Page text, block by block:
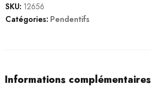
SKU: 12656
Catégories: Pendentifs
Informations complémentaires